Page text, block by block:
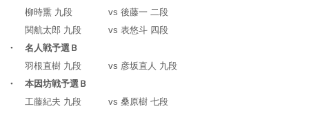
柳時熏 九段
vs 後藤一 二段
関航太郎 九段
vs 表悠斗 四段
・ 名人戦予選Ｂ
羽根直樹 九段
vs 彦坂直人 九段
・ 本因坊戦予選Ｂ
工藤紀夫 九段
vs 桑原樹 七段